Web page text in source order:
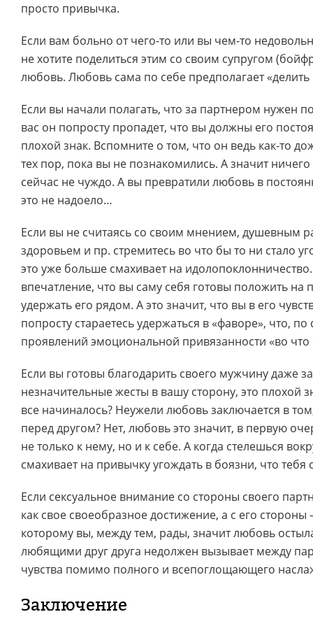
просто привычка.
Если вам больно от чего-то или вы чем-то
не хотите поделиться этим со своим супругом
любовь. Любовь сама по себе предполагает
Если вы начали полагать, что за партнером нужен
вас он попросту пропадет, что вы должны его
плохой знак. Вспомните о том, что он ведь как-то
тех пор, пока вы не познакомились. А значит
сейчас не чуждо. А вы превратили любовь в
это не надоело…
Если вы не считаясь со своим мнением, душевным
здоровьем и пр. стремитесь во что бы то ни стало
это уже больше смахивает на
впечатление, что вы саму себя готовы положить на
удержать его рядом. А это значит, что вы в его
попросту стараетесь удержаться в «фаворе», что, по
проявлений эмоциональной привязанности «во что
Если вы готовы благодарить своего мужчину даже
незначительные жесты в вашу сторону, это плохой
все начиналось? Неужели любовь заключается в
перед другом? Нет, любовь это значит, в первую
не только к нему, но и к себе. А когда стелешься
смахивает на привычку угождать в боязни, что тебя
Если сексуальное внимание со стороны своего
как свое своеобразное достижение, а с его
которому вы, между тем, рады, значит любовь
любящими друг друга недолжен вызывает между
чувства помимо полного и всепоглощающего
Заключение